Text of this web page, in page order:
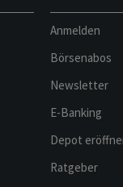
Anmelden
Börsenabos
Newsletter
E-Banking
Depot
Ratgeber